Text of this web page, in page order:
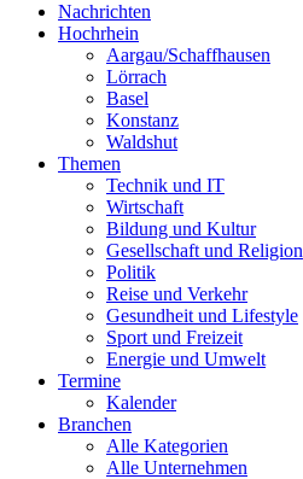
Nachrichten
Hochrhein
Aargau/Schaffhausen
Lörrach
Basel
Konstanz
Waldshut
Themen
Technik und IT
Wirtschaft
Bildung und Kultur
Gesellschaft und Religion
Politik
Reise und Verkehr
Gesundheit und Lifestyle
Sport und Freizeit
Energie und Umwelt
Termine
Kalender
Branchen
Alle Kategorien
Alle Unternehmen